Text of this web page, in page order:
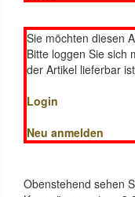
Sie möchten diesen
Bitte loggen Sie sich
der Artikel lieferbar
Login
Neu anmelden
Obenstehend sehen